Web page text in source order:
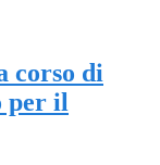
corso di
per il